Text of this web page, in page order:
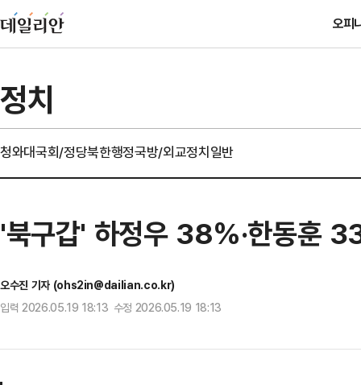
오피
정치
청와대국회/정당북한행정국방/외교정치일반
'북구갑' 하정우 38%·한동훈
오수진 기자 (ohs2in@dailian.co.kr)
입력 2026.05.19 18:13 수정 2026.05.19 18:13